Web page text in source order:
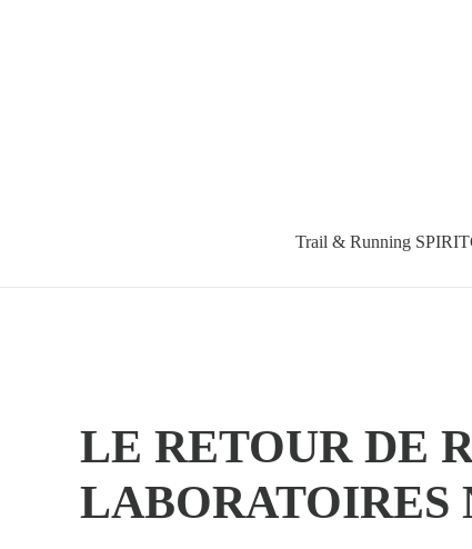
Trail & Running SPIRIT
LE RETOUR DE
LABORATOIRES